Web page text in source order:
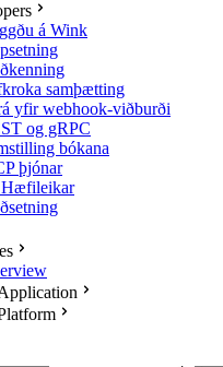
á Wink
samþætting
yfir webhook-viðburði
og gRPC
bókana
þjónar